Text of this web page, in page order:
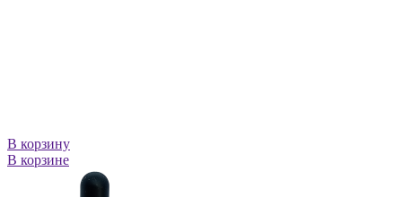
В корзину
В корзине